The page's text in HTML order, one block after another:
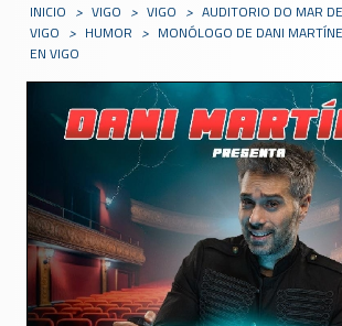
INICIO > VIGO > VIGO > AUDITORIO DO MAR DE
VIGO > HUMOR > MONÓLOGO DE DANI
EN VIGO